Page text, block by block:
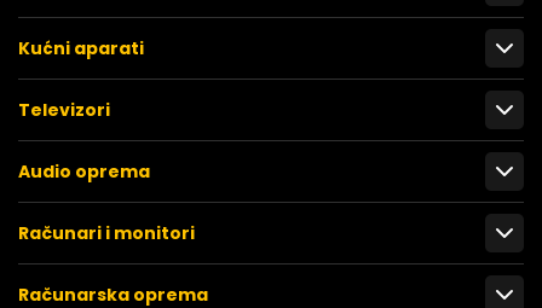
Kućni aparati
Televizori
Audio oprema
Računari i monitori
Računarska oprema